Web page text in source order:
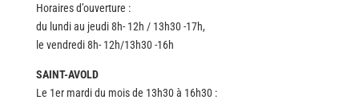
Horaires d’ouverture :
du lundi au jeudi 8h- 12h / 13h30 -17h,
le vendredi 8h- 12h/13h30 -16h
SAINT-AVOLD
Le 1er mardi du mois de 13h30 à 16h30 :